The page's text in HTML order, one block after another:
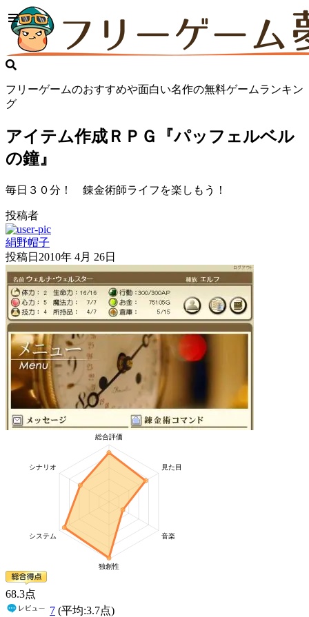
フリーゲームのおすすめや面白い名作の無料ゲームランキン
グ
アイテム作成ＲＰＧ『パッフェルベル
の鐘』
毎日３０分！ 錬金術師ライフを楽しもう！
投稿者
絹野帽子
投稿日 2010年 4月 26日
68.3点
7 (平均:3.7点)